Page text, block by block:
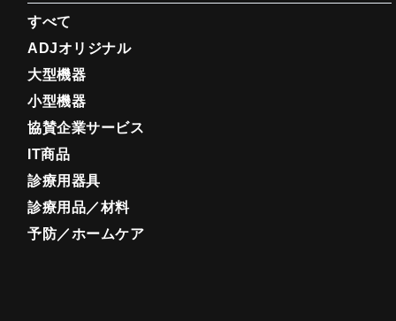
すべて
ADJオリジナル
大型機器
小型機器
協賛企業サービス
IT商品
診療用器具
診療用品／材料
予防／ホームケア